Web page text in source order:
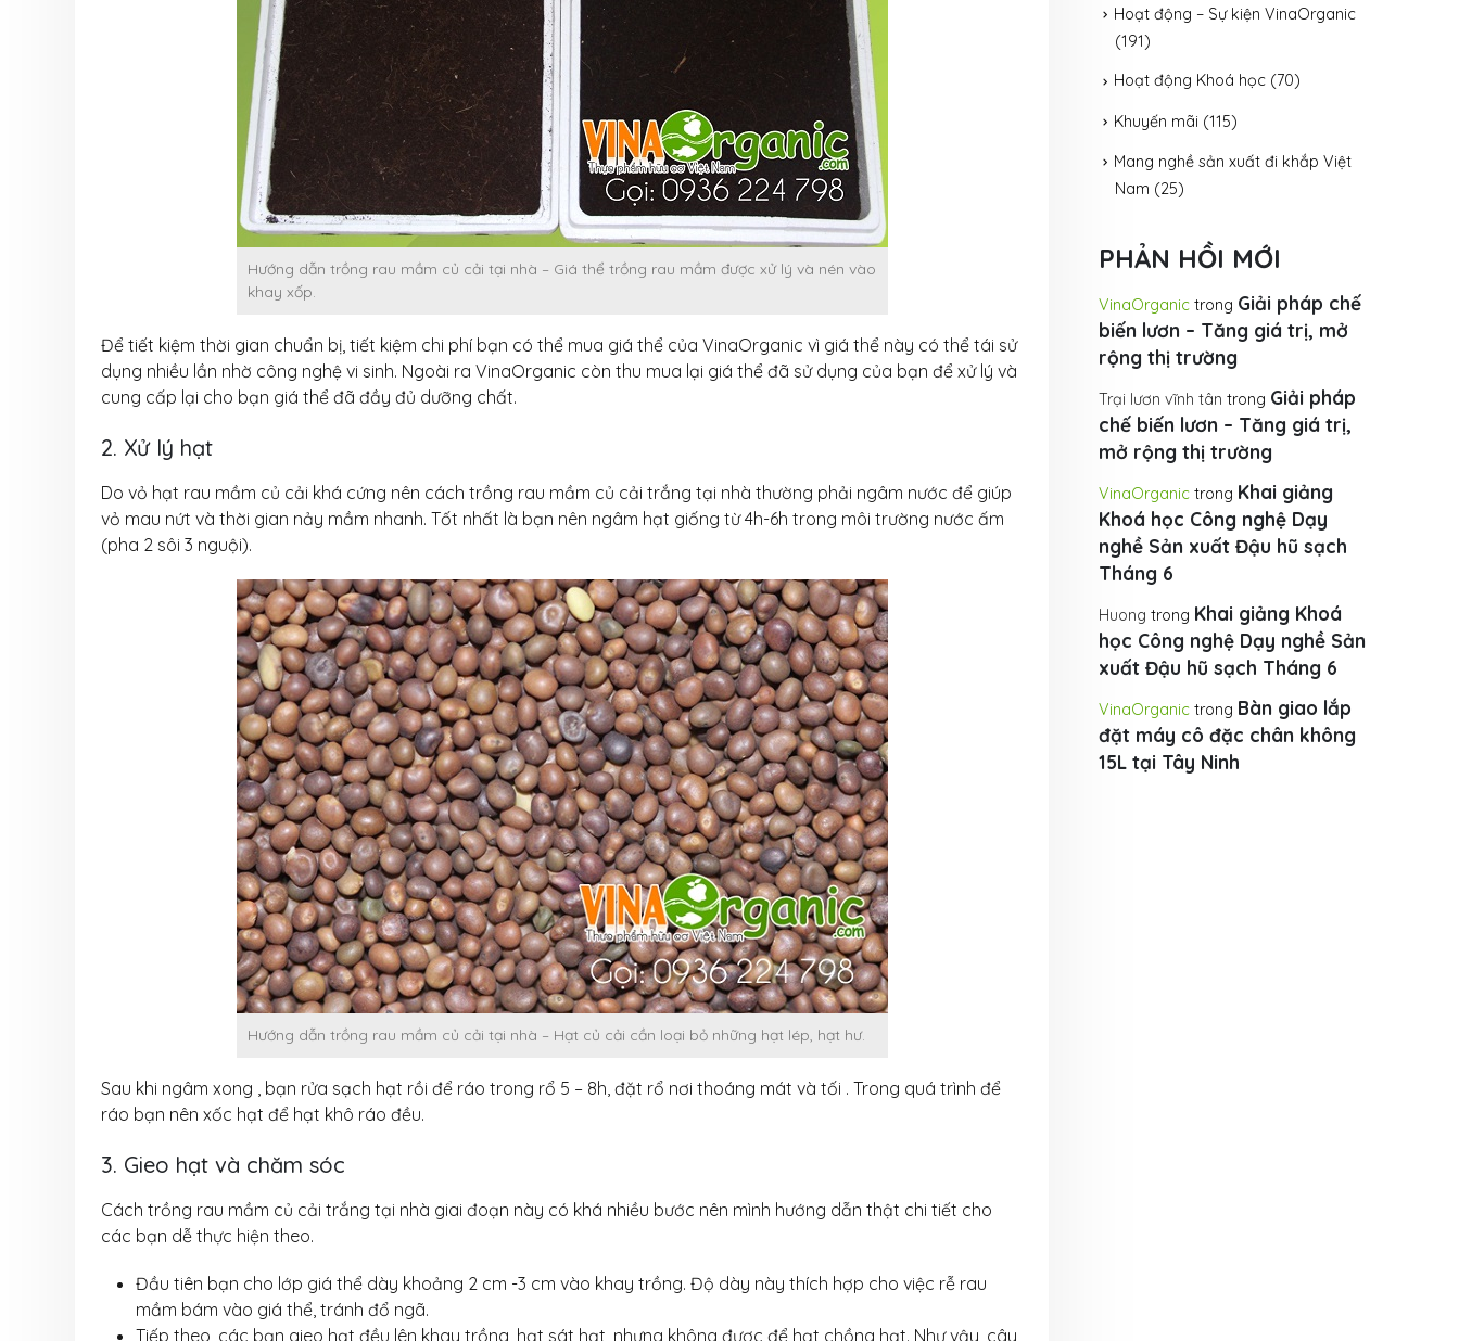
Hướng dẫn trồng rau mầm củ cải tại nhà – Giá thể trồng rau mầm được xử lý và nén vào
khay xốp.
Để tiết kiệm thời gian chuẩn bị, tiết kiệm chi phí bạn có thể mua giá thể của VinaOrganic vì giá thể này có thể tái sử
dụng nhiều lần nhờ công nghệ vi sinh. Ngoài ra VinaOrganic còn thu mua lại giá thể đã sử dụng của bạn để xử lý và
cung cấp lại cho bạn giá thể đã đầy đủ dưỡng chất.
2. Xử lý hạt
Do vỏ hạt rau mầm củ cải khá cứng nên cách trồng rau mầm củ cải trắng tại nhà thường phải ngâm nước để giúp
vỏ mau nứt và thời gian nảy mầm nhanh. Tốt nhất là bạn nên ngâm hạt giống từ 4h-6h trong môi trường nước ấm
(pha 2 sôi 3 nguội).
Hướng dẫn trồng rau mầm củ cải tại nhà – Hạt củ cải cần loại bỏ những hạt lép, hạt hư.
Sau khi ngâm xong , bạn rửa sạch hạt rồi để ráo trong rổ 5 – 8h, đặt rổ nơi thoáng mát và tối . Trong quá trình để
ráo bạn nên xốc hạt để hạt khô ráo đều.
3. Gieo hạt và chăm sóc
Cách trồng rau mầm củ cải trắng tại nhà giai đoạn này có khá nhiều bước nên mình hướng dẫn thật chi tiết cho
các bạn dễ thực hiện theo.
Đầu tiên bạn cho lớp giá thể dày khoảng 2 cm -3 cm vào khay trồng. Độ dày này thích hợp cho việc rễ rau
mầm bám vào giá thể, tránh đổ ngã.
Tiếp theo, các bạn gieo hạt đều lên khay trồng, hạt sát hạt, nhưng không được để hạt chồng hạt. Như vậy, cây
Hoạt động – Sự kiện VinaOrganic
(191)
Hoạt động Khoá học (70)
Khuyến mãi (115)
Mang nghề sản xuất đi khắp Việt
Nam (25)
PHẢN HỒI MỚI
VinaOrganic trong Giải pháp chế
biến lươn – Tăng giá trị, mở
rộng thị trường
Trại lươn vĩnh tân trong Giải pháp
chế biến lươn – Tăng giá trị,
mở rộng thị trường
VinaOrganic trong Khai giảng
Khoá học Công nghệ Dạy
nghề Sản xuất Đậu hũ sạch
Tháng 6
Huong trong Khai giảng Khoá
học Công nghệ Dạy nghề Sản
xuất Đậu hũ sạch Tháng 6
VinaOrganic trong Bàn giao lắp
đặt máy cô đặc chân không
15L tại Tây Ninh